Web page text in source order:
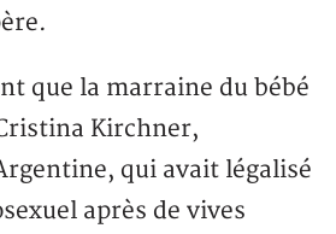
que la marraine du bébé
Kirchner,
qui avait légalisé
après de vives